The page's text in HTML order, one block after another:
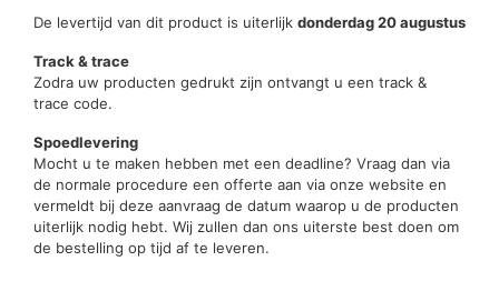
De levertijd van dit product is uiterlijk donderdag 20 augustus
Track & trace
Zodra uw producten gedrukt zijn ontvangt u een track &
trace code.
Spoedlevering
Mocht u te maken hebben met een deadline? Vraag dan via
de normale procedure een offerte aan via onze website en
vermeldt bij deze aanvraag de datum waarop u de producten
uiterlijk nodig hebt. Wij zullen dan ons uiterste best doen om
de bestelling op tijd af te leveren.